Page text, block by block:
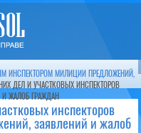
ИНСПЕКТОРОМ МИЛИЦИИ ПРЕДЛОЖЕНИЙ,
ДЕЛ И УЧАСТКОВЫХ ИНСПЕКТОРОВ
ЖАЛОБ ГРАЖДАН
инспекторов
заявлений и жалоб